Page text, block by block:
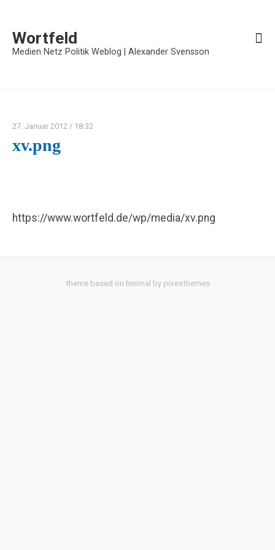
Wortfeld
Medien Netz Politik Weblog | Alexander Svensson
27. Januar 2012 / 18:32
xv.png
https://www.wortfeld.de/wp/media/xv.png
theme based on hinimal by pixesthemes